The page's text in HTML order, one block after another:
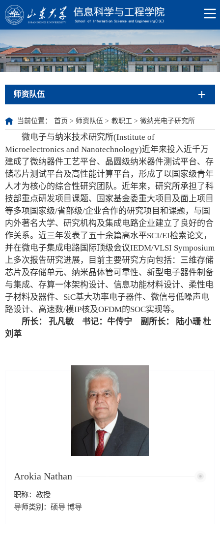
师资队伍
当前位置： 首页 > 师资队伍 > 教职工 > 微纳光电子研究所
微电子与纳米技术研究所(Institute of
Microelectronics and Nanotechnology)近年来投入近千万
建成了微纳器件工艺平台、晶圆级纳米器件测试平台、存
储芯片测试平台及高性能计算平台，形成了以国家级青年
人才为核心的综合性研究团队。近年来，研究所承担了科
技部重点研发项目课题、国家基金委重大项目及面上项目
等多项国家级/省部级/企业合作的研究项目和课题，与国
内外著名大学、研究机构及集成电路企业建立了良好的合
作关系。近三年发表了五十余篇高水平SCI/EI检索论文，
并在微电子集成电路国际顶级会议IEDM/VLSI Symposium
上多次报告研究进展，目前主要研究方向包括：三维存储
芯片及存储单元、纳米晶体管可靠性、新型电子器件制备
与集成、存算一体架构设计、信息功能材料设计、柔性电
子材料及器件、SiC基大功率电子器件、微信号低噪声电
路设计、高速数/模IP核及OFDM的SOC实现等。
所长： 孔凡敏 书记：牛传宁 副所长： 陆小珊 杜
刘革
Arokia Nathan
职称：教授
导师类别：硕导 博导